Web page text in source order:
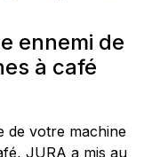
ennemi de
à café
de votre machine
JURA a mis au